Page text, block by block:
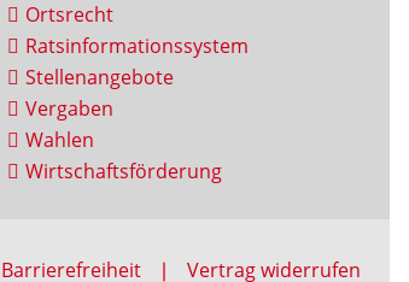
Ortsrecht
Ratsinformationssystem
Stellenangebote
Vergaben
Wahlen
Wirtschaftsförderung
Barrierefreiheit Vertrag widerrufen